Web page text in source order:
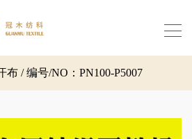
布 / 编号/NO：PN100-P5007